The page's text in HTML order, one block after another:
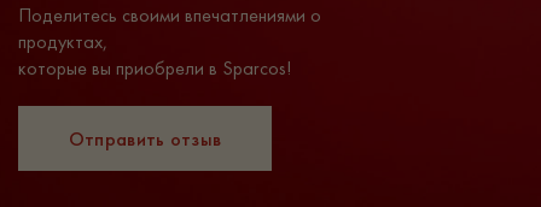
Поделитесь своими впечатлениями о
продуктах,
которые вы приобрели в Sparcos!
Отправить отзыв